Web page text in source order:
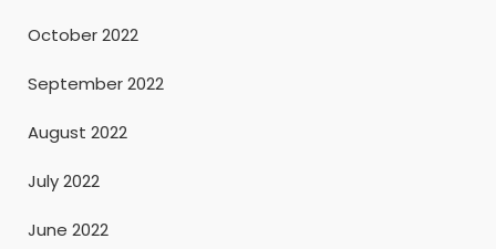
October 2022
September 2022
August 2022
July 2022
June 2022